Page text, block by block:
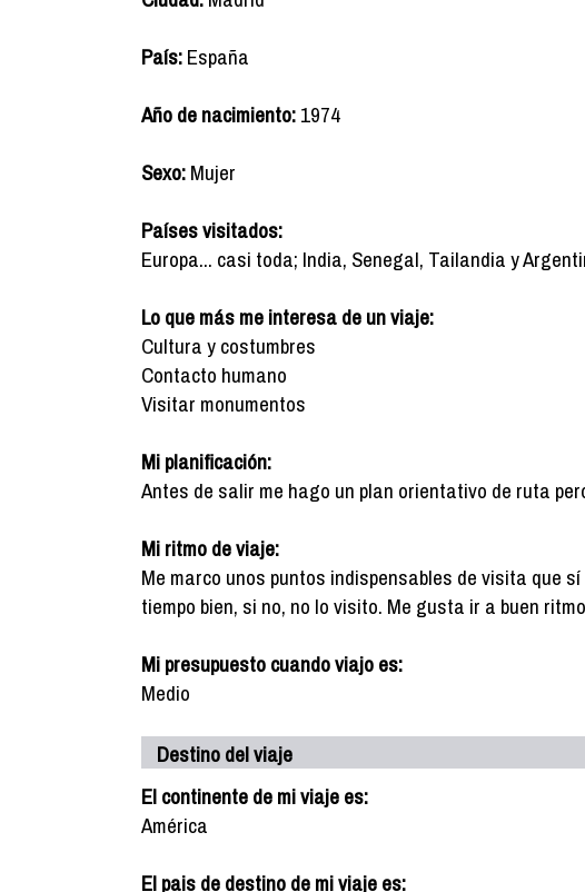
País:España
Año de nacimiento:1974
Sexo:Mujer
Países visitados:
Europa... casi toda; India, Senegal, Tailandia y
Lo que más me interesa de un viaje:
Cultura y costumbres
Contacto humano
Visitar monumentos
Mi planificación:
Antes de salir me hago un plan orientativo de ruta
Mi ritmo de viaje:
Me marco unos puntos indispensables de visita que
tiempo bien, si no, no lo visito. Me gusta ir a buen
Mi presupuesto cuando viajo es:
Medio
Destino del viaje
El continente de mi viaje es:
América
El pais de destino de mi viaje es: